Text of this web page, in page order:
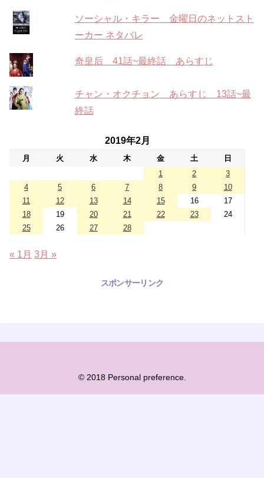
ソーシャル・キラー 金曜日のネットスト
ーカー ネタバレ
奇皇后 41話~最終話 あらすじ
チャン・オクチョン あらすじ 13話~最
終話
2019年2月
月 火 水 木 金 土
日
1
2
3
4
5 6 7 8 9
10
11
12 13 14 15 16
17
18
19 20 21 22 23
24
25
26 27 28
« 1月 3月 »
スポンサーリンク
© 2018 Personal preference.